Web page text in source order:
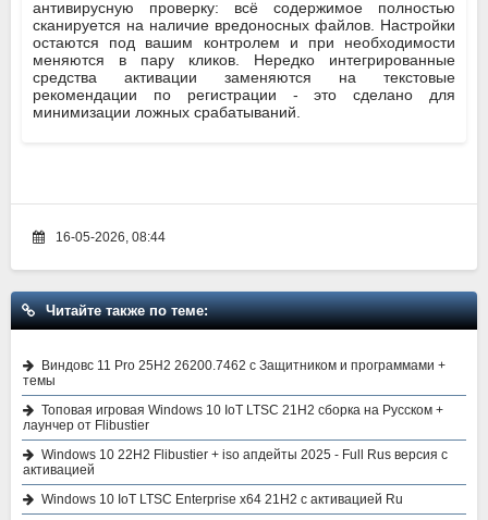
антивирусную проверку: всё содержимое полностью
сканируется на наличие вредоносных файлов. Настройки
остаются под вашим контролем и при необходимости
меняются в пару кликов. Нередко интегрированные
средства активации заменяются на текстовые
рекомендации по регистрации - это сделано для
минимизации ложных срабатываний.
16-05-2026, 08:44
Читайте также по теме:
Виндовс 11 Pro 25H2 26200.7462 с Защитником и программами +
темы
Топовая игровая Windows 10 IoT LTSC 21H2 сборка на Русском +
лаунчер от Flibustier
Windows 10 22H2 Flibustier + iso апдейты 2025 - Full Rus версия с
активацией
Windows 10 IoT LTSC Enterprise x64 21H2 с активацией Ru